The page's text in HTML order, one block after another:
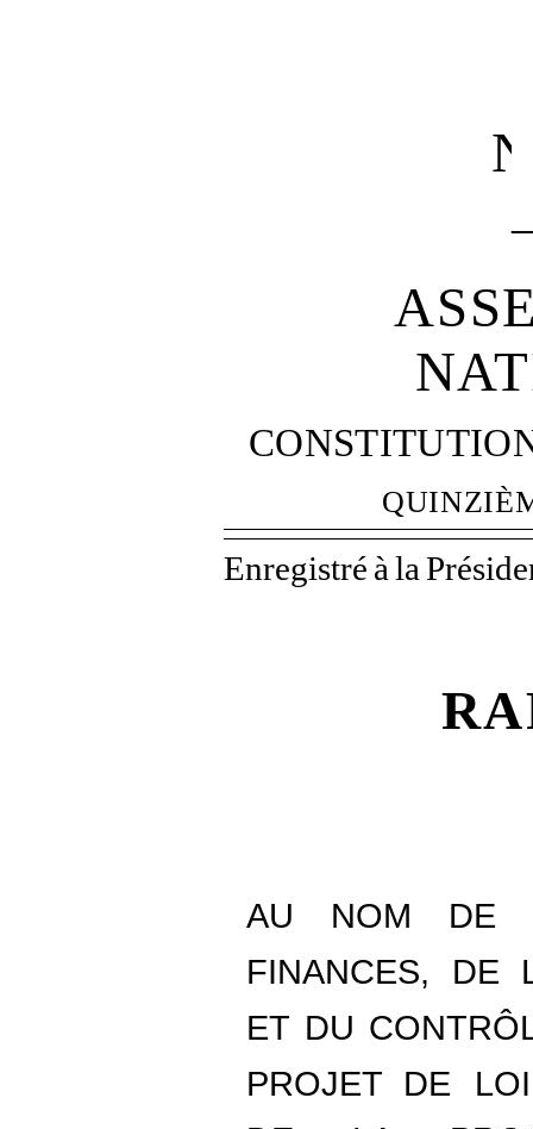
N
Enregistré à la
AU NOM DE
FINANCES, DE
ET DU
PROJET DE